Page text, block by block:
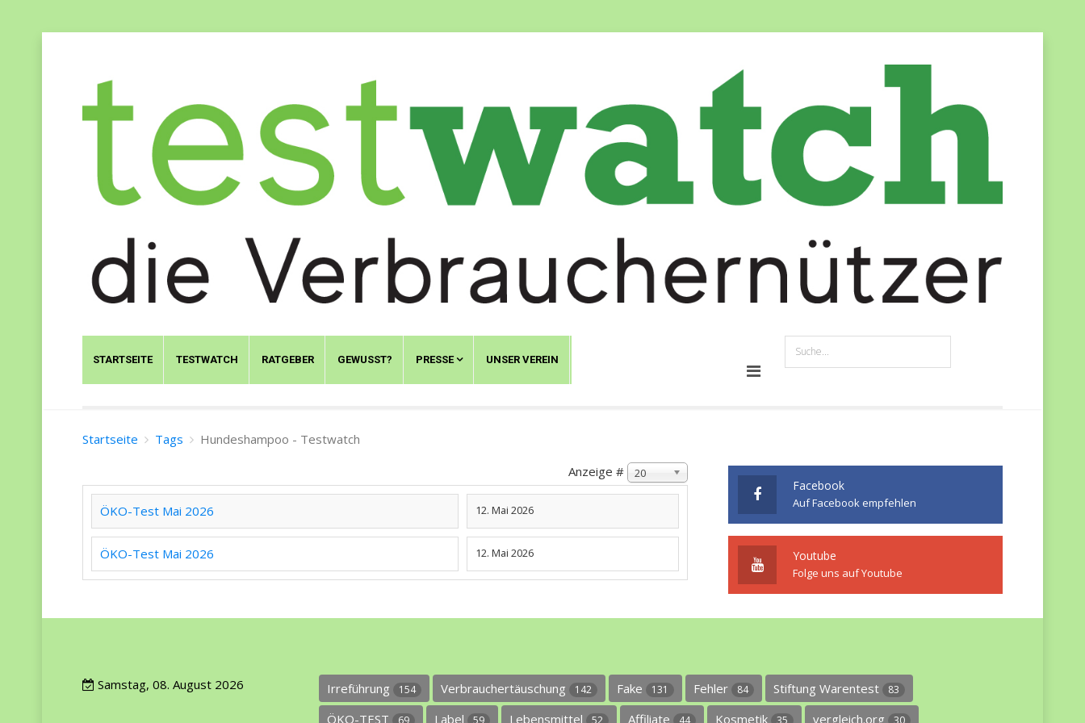
STARTSEITE TESTWATCH RATGEBER GEWUSST? PRESSE UNSER VEREIN
Startseite Tags
Hundeshampoo - Testwatch
Anzeige #
20
ÖKO-Test Mai 2026 12. Mai 2026
ÖKO-Test Mai 2026 12. Mai 2026
Facebook
Auf Facebook empfehlen
Youtube
Folge uns auf Youtube
Samstag, 08. August 2026 Irreführung 154 Verbrauchertäuschung 142 Fake 131 Fehler 84 Stiftung Warentest 83
ÖKO-TEST 69 Label 59 Lebensmittel 52 Affiliate 44 Kosmetik 35 vergleich.org 30